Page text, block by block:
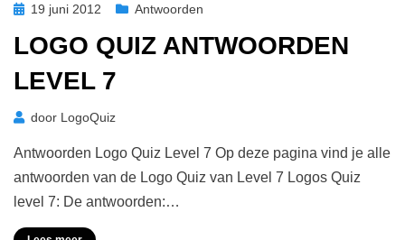
Geplaatst
19 juni 2012 Antwoorden
LOGO QUIZ ANTWOORDEN
LEVEL 7
door LogoQuiz
Antwoorden Logo Quiz Level 7 Op deze pagina vind je alle
antwoorden van de Logo Quiz van Level 7 Logos Quiz
level 7: De antwoorden:…